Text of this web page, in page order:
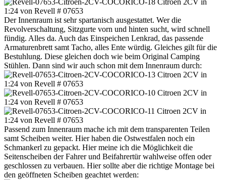
Der Innenraum ist sehr spartanisch ausgestattet. Wer die
Revolverschaltung, Sitzgurte vorn und hinten sucht, wird schnell
fündig. Alles da. Auch das Einspeichen Lenkrad, das passende
Armaturenbrett samt Tacho, alles Ente würdig. Gleiches gilt für die
Bestuhlung. Diese gleichen doch wie beim Original Camping
Stühlen. Dann sind wir auch schon mit dem Innenraum durch:
Passend zum Innenraum mache ich mit dem transparenten Teilen
samt Scheiben weiter. Hier haben die Ostwestfalen noch ein
Schmankerl zu gepackt. Hier meine ich die Möglichkeit die
Seitenscheiben der Fahrer und Beifahrertür wahlweise offen oder
geschlossen zu verbauen. Hier sollte aber die richtige Montage bei
den geöffneten Scheiben geachtet werden: